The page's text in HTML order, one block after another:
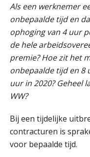
Als een werknemer
onbepaalde tijd en
ophoging van 4 uur
de hele
premie? Hoe zit het
onbepaalde tijd en 8
uur in 2020? Geheel
WW?
Bij een tijdelijke
contracturen is
voor bepaalde tijd.